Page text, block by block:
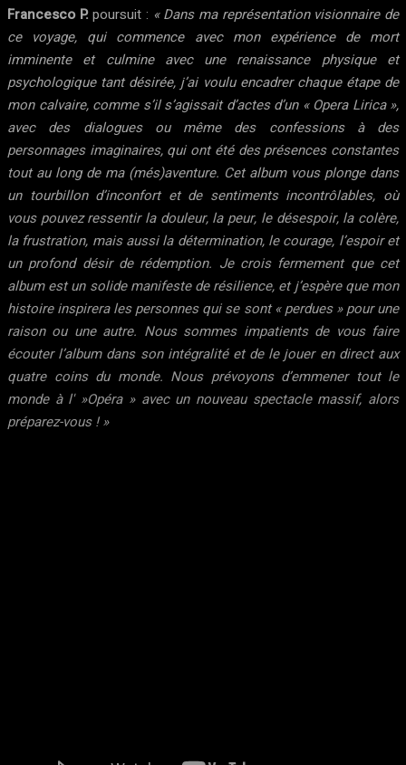
Francesco P.poursuit : « Dans ma représentation visionnaire de
ce voyage, qui commence avec mon expérience de mort
imminente et culmine avec une renaissance physique et
psychologique tant désirée, j’ai voulu encadrer chaque étape de
mon calvaire, comme s’il s’agissait d’actes d’un « Opera Lirica »,
avec des dialogues ou même des confessions à des
personnages imaginaires, qui ont été des présences constantes
tout au long de ma (més)aventure. Cet album vous plonge dans
un tourbillon d’inconfort et de sentiments incontrôlables, où
vous pouvez ressentir la douleur, la peur, le désespoir, la colère,
la frustration, mais aussi la détermination, le courage, l’espoir et
un profond désir de rédemption. Je crois fermement que cet
album est un solide manifeste de résilience, et j’espère que mon
histoire inspirera les personnes qui se sont « perdues » pour une
raison ou une autre. Nous sommes impatients de vous faire
écouter l’album dans son intégralité et de le jouer en direct aux
quatre coins du monde. Nous prévoyons d’emmener tout le
monde à l' »Opéra » avec un nouveau spectacle massif, alors
préparez-vous ! »